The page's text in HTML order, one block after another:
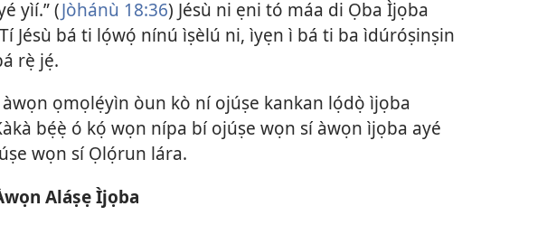
yìí.” (Jòhánù 18:36) Jésù ni ẹni tó máa di Ọba Ìjọba
Jésù bá ti lọ́wọ́ nínú ìṣèlú ni, ìyẹn ì bá ti ba ìdúróṣinṣin
rẹ̀ jẹ́.
àwọn ọmọlẹ́yìn òun kò ní ojúṣe kankan lọ́dọ̀ ìjọba
bẹ́ẹ̀ ó kọ́ wọn nípa bí ojúṣe wọn sí àwọn ìjọba ayé
wọn sí Ọlọ́run lára.
Aláṣẹ Ìjọba